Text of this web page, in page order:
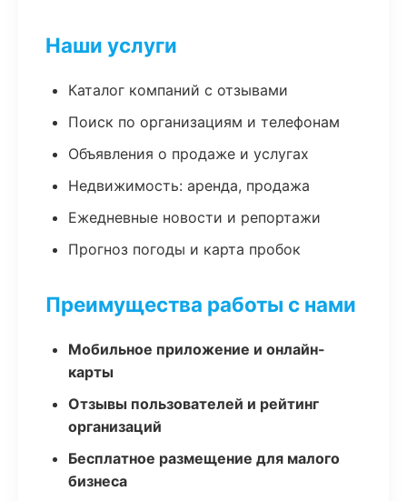
Наши услуги
Каталог компаний с отзывами
Поиск по организациям и телефонам
Объявления о продаже и услугах
Недвижимость: аренда, продажа
Ежедневные новости и репортажи
Прогноз погоды и карта пробок
Преимущества работы с нами
Мобильное приложение и онлайн-
карты
Отзывы пользователей и рейтинг
организаций
Бесплатное размещение для малого
бизнеса